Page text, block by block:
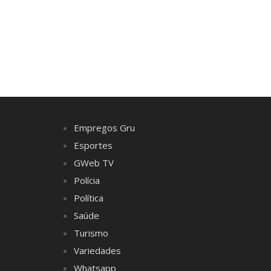
Empregos Gru
Esportes
GWeb TV
Polícia
Política
Saúde
Turismo
Variedades
Whatsapp